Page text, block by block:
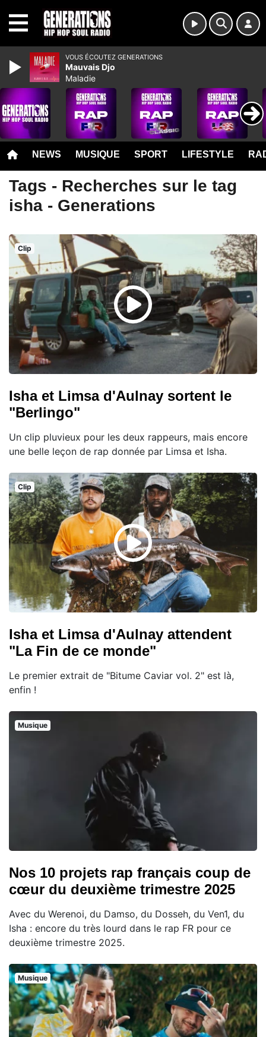
NEWS MUSIQUE SPORT LIFESTYLE
Tags - Recherches sur le tag
isha - Generations
Clip
Isha et Limsa d'Aulnay sortent le
"Berlingo"
Un clip pluvieux pour les deux rappeurs, mais encore
une belle leçon de rap donnée par Limsa et Isha.
Clip
Isha et Limsa d'Aulnay attendent
"La Fin de ce monde"
Le premier extrait de "Bitume Caviar vol. 2" est là,
enfin !
Musique
Nos 10 projets rap français coup de
cœur du deuxième trimestre 2025
Avec du Werenoi, du Damso, du Dosseh, du Ven1, du
Isha : encore du très lourd dans le rap FR pour ce
deuxième trimestre 2025.
Musique
VOUS ÉCOUTEZ GENERATIONS
Mauvais Djo
Maladie